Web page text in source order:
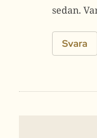
sedan.
Svara